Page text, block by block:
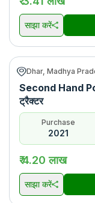
साझा करें
Dhar, Madhya
Second Hand
ट्रैक्टर
Purchase
2021
₹ 4.20 लाख
साझा करें